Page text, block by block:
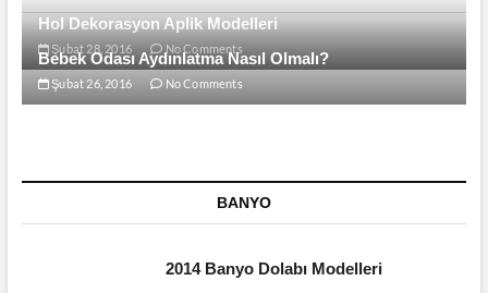
Hol Dekorasyon Aplik Modelleri
Şubat 28, 2016 No Comments
Bebek Odası Aydınlatma Nasıl Olmalı?
Şubat 26, 2016 No Comments
BANYO
2014 Banyo Dolabı Modelleri